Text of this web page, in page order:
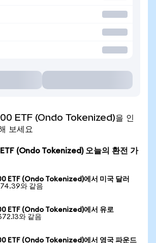
ETF (Ondo Tokenized)을 인
보세요
(Ondo Tokenized) 오늘의 환전 가
ETF (Ondo Tokenized)에서 미국 달러
와 같음
ETF (Ondo Tokenized)에서 유로
와 같음
ETF (Ondo Tokenized)에서 영국 파운드